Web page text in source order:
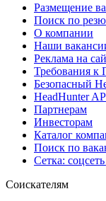
Размещение
Поиск по
О компании
Наши
Реклама на
Требования к
Безопасный
HeadHunter
Партнерам
Инвесторам
Каталог
Поиск по
Сетка:
Соискателям